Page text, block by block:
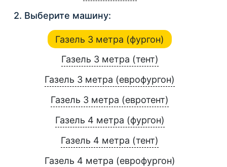
2. Выберите машину:
Газель 3 метра (фургон)
Газель 3 метра (тент)
Газель 3 метра (еврофургон)
Газель 3 метра (евротент)
Газель 4 метра (фургон)
Газель 4 метра (тент)
Газель 4 метра (еврофургон)